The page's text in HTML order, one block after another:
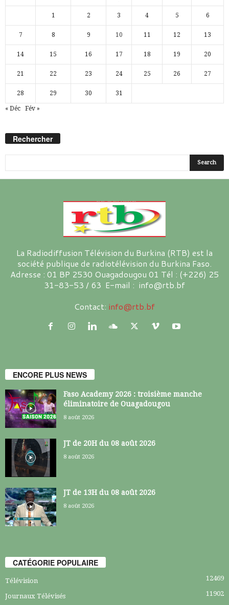
1 2 3 4 5 6
7 8 9 10 11 12 13
14 15 16 17 18 19 20
21 22 23 24 25 26 27
28 29 30 31
« Déc Fév »
Rechercher
La Radiodiffusion Télévision du Burkina (RTB) est la
société publique de radiotélévision du Burkina Faso.
Adresse : 01 BP 2530 Ouagadougou 01 Tél : (+226) 25
31-83-53 / 63 E-mail : info@rtb.bf
Contact: info@rtb.bf
ENCORE PLUS NEWS
Faso Academy 2026 : troisième manche
éliminatoire de Ouagadougou
8 août 2026
JT de 20H du 08 août 2026
8 août 2026
JT de 13H du 08 août 2026
8 août 2026
CATÉGORIE POPULAIRE
Télévision 12469
Journaux Télévisés 11902